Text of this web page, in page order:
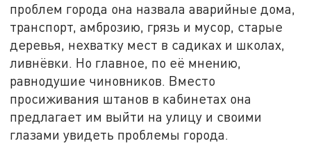
проблем города она назвала аварийные дома,
транспорт, амброзию, грязь и мусор, старые
деревья, нехватку мест в садиках и школах,
ливнёвки. Но главное, по её мнению,
равнодушие чиновников. Вместо
просиживания штанов в кабинетах она
предлагает им выйти на улицу и своими
глазами увидеть проблемы города.